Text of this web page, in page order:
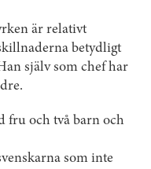
är relativt
betydligt
själv som chef har
fru och två barn och
som inte